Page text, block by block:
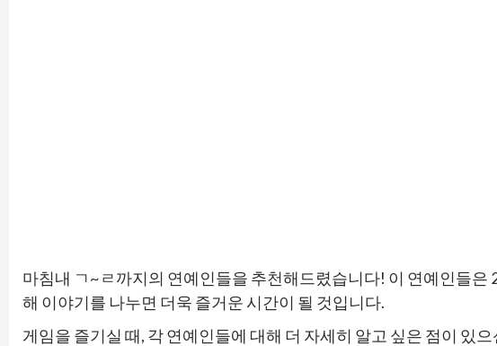
마침내 ㄱ~ㄹ까지의 연예인들을 추천해드렸습니다! 이 연예인들
해 이야기를 나누면 더욱 즐거운 시간이 될 것입니다.
게임을 즐기실 때, 각 연예인들에 대해 더 자세히 알고 싶은 점이 있